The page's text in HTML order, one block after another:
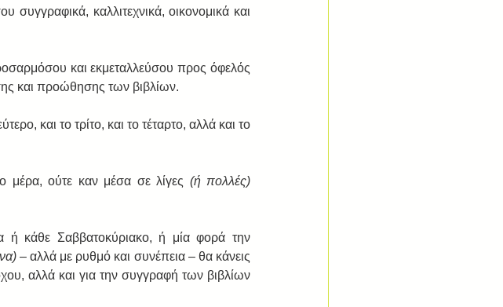
καλλιτεχνικά, οικονομικά και
και εκμεταλλεύσου προς όφελός
και προώθησης των βιβλίων.
και το τρίτο, και το τέταρτο, αλλά και το
μέρα, ούτε καν μέσα σε λίγες
ή κάθε Σαββατοκύριακο, ή μία φορά την
– αλλά με ρυθμό και συνέπεια – θα κάνεις
αλλά και για την συγγραφή των βιβλίων